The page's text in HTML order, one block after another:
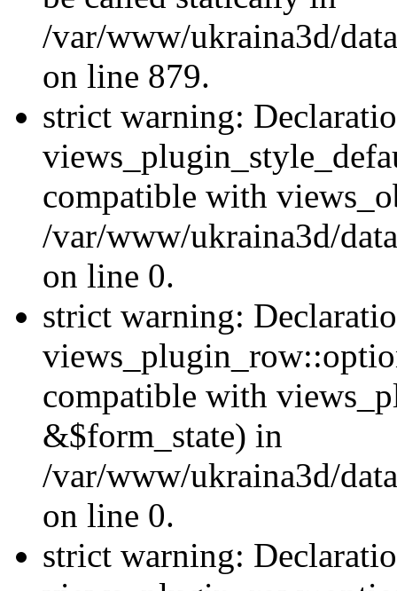
/var/www/ukraina3d/
on line 879.
strict warning:
compatible with
/var/www/ukraina3d/
on line 0.
strict warning:
compatible with
&$form_state) in
/var/www/ukraina3d/
on line 0.
strict warning: